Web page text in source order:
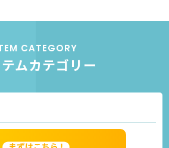
CATEGORY
ムカテゴリー